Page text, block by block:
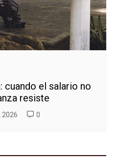
cuando el salario no
resiste
2026 0